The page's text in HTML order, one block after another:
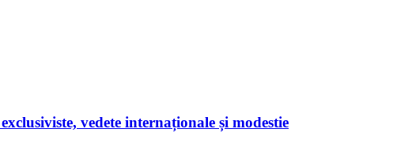
vedete internaționale și modestie